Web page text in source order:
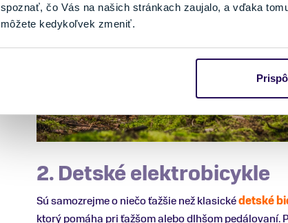
spoznať, čo Vás na našich stránkach zaujalo, a vďaka
môžete kedykoľvek zmeniť.
2. Detské elektrobicykle
Sú samozrejme o niečo ťažšie než klasickédetské
ktorý pomáha pri ťažšom alebo dlhšom pedálovaní.